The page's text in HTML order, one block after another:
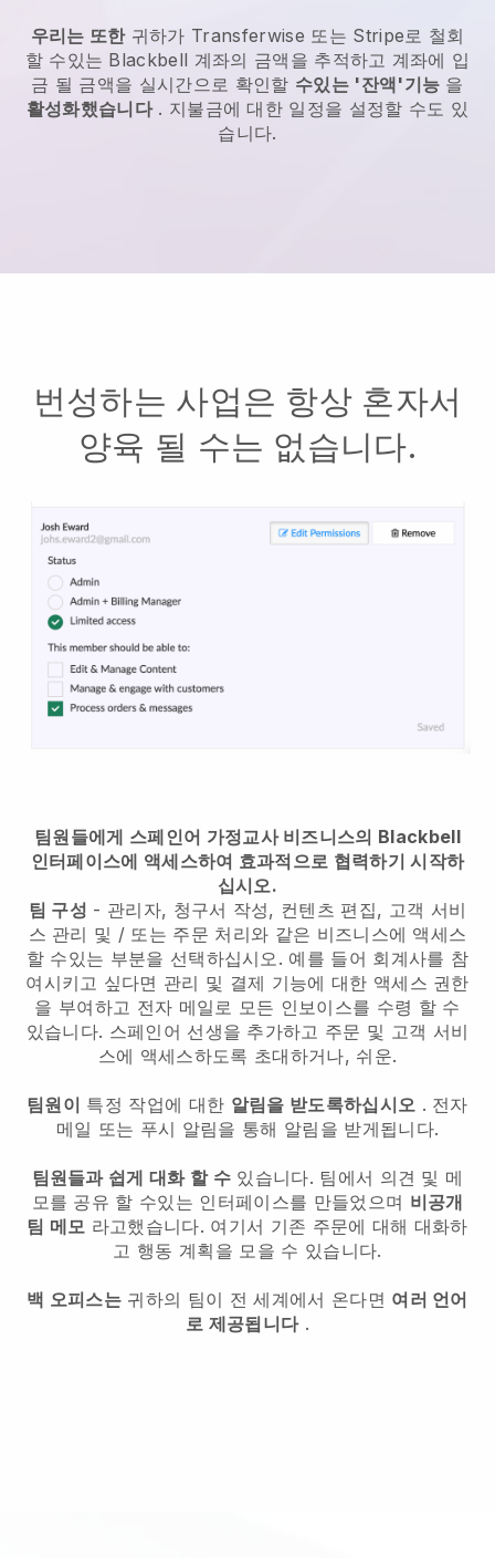
우리는 또한귀하가 Transferwise 또는 Stripe로 철회
할 수있는 Blackbell 계좌의 금액을 추적하고 계좌에 입
금 될 금액을 실시간으로 확인할 수있는 '잔액'기능 을
활성화했습니다. 지불금에 대한 일정을 설정할 수도 있
습니다.
번성하는 사업은 항상 혼자서
양육 될 수는 없습니다.
팀원들에게 스페인어 가정교사 비즈니스의 Blackbell
인터페이스에 액세스하여 효과적으로 협력하기 시작하
십시오.
팀 구성 - 관리자, 청구서 작성, 컨텐츠 편집, 고객 서비
스 관리 및 / 또는 주문 처리와 같은 비즈니스에 액세스
할 수있는 부분을 선택하십시오. 예를 들어 회계사를 참
여시키고 싶다면 관리 및 결제 기능에 대한 액세스 권한
을 부여하고 전자 메일로 모든 인보이스를 수령 할 수
있습니다. 스페인어 선생을 추가하고 주문 및 고객 서비
스에 액세스하도록 초대하거나, 쉬운.
팀원이 특정 작업에 대한 알림을 받도록하십시오 . 전자
메일 또는 푸시 알림을 통해 알림을 받게됩니다.
팀원들과 쉽게 대화 할 수 있습니다. 팀에서 의견 및 메
모를 공유 할 수있는 인터페이스를 만들었으며 비공개
팀 메모 라고했습니다. 여기서 기존 주문에 대해 대화하
고 행동 계획을 모을 수 있습니다.
백 오피스는 귀하의 팀이 전 세계에서 온다면 여러 언어
로 제공됩니다.